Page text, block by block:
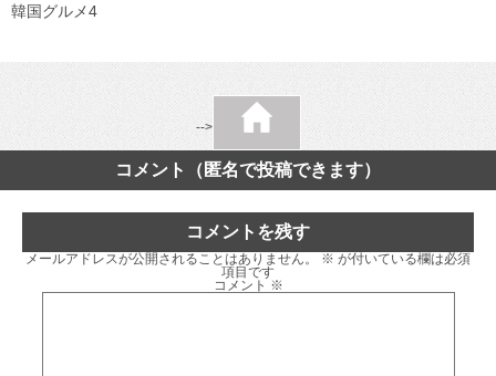
韓国グルメ4
-->
コメント（匿名で投稿できます）
コメントを残す
メールアドレスが公開されることはありません。 ※ が付いている欄は必須
項目です
コメント ※